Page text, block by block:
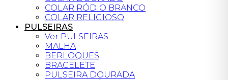
COLAR RÓDIO BRANCO
COLAR RELIGIOSO
PULSEIRAS
Ver PULSEIRAS
MALHA
BERLOQUES
BRACELETE
PULSEIRA DOURADA